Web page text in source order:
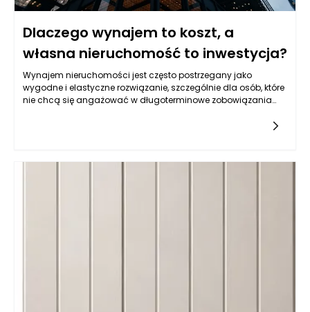
Dlaczego wynajem to koszt, a
własna nieruchomość to inwestycja?
Wynajem nieruchomości jest często postrzegany jako
wygodne i elastyczne rozwiązanie, szczególnie dla osób, które
nie chcą się angażować w długoterminowe zobowiązania
przekazujemy pieniądze na rzecz właściciela nieruchomości,